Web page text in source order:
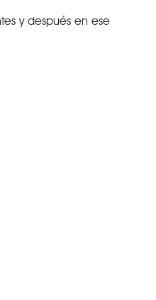
y después en ese